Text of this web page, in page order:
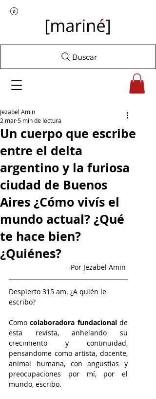
Buscar
Un cuerpo que escribe
entre el delta
argentino y la furiosa
ciudad de Buenos
Aires ¿Cómo vivís el
mundo actual? ¿Qué
te hace bien?
¿Quiénes?
Jezabel Amin
2 mar5 min de lectura
-Por Jezabel Amin
Despierto 315 am. ¿A quién le
escribo?
Como colaboradora fundacional de
esta revista, anhelando su
crecimiento y continuidad,
pensandome como artista, docente,
animal humana, con angustias y
preocupaciones por mí, por el
mundo, escribo.